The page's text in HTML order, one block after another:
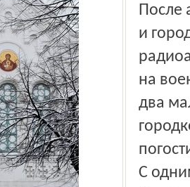
После
и
на
два
С